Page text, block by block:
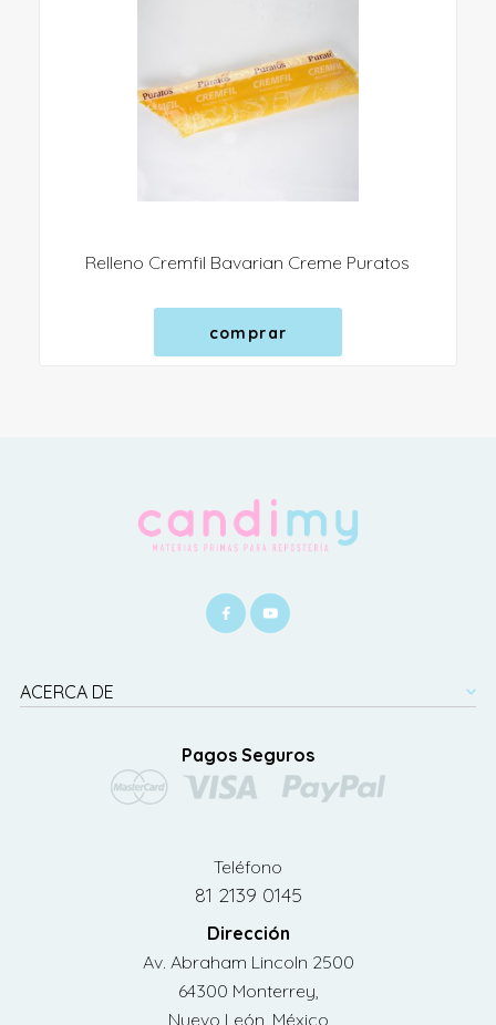
Relleno Cremfil Bavarian Creme Puratos
comprar
ACERCA DE
Pagos Seguros
Teléfono
81 2139 0145
Dirección
Av. Abraham Lincoln 2500
64300 Monterrey,
Nuevo León, México